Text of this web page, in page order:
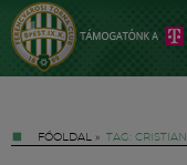
FŐOLDAL » TAG: